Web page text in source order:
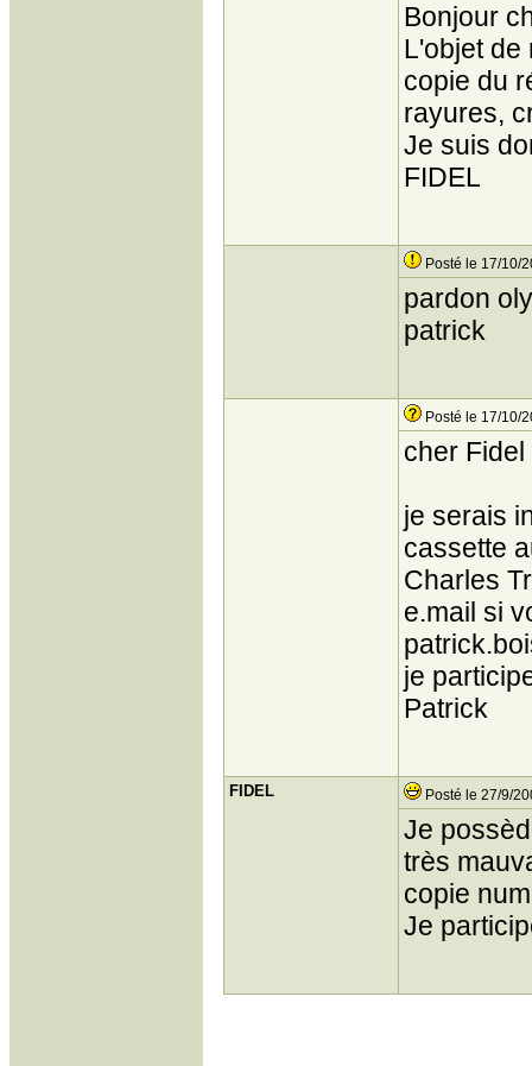
Bonjour
L'objet de
copie du
rayures,
Je suis
FIDEL
Posté le 17/10/
pardon
patrick
Posté le 17/10/
cher Fidel
je serais
cassette
Charles
e.mail si
je
Patrick
FIDEL Posté le 27/9/
Je
très
copie
Je